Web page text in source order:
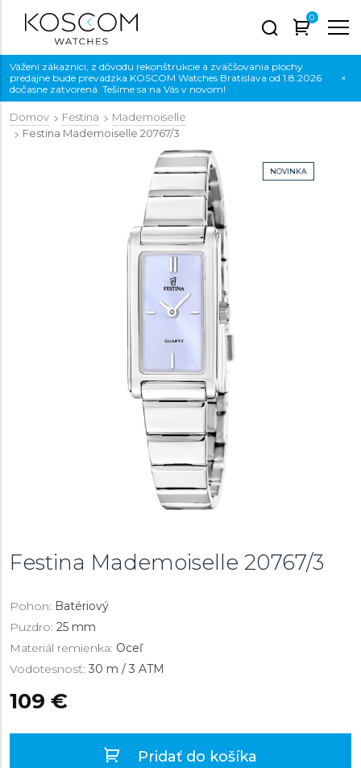
0
Vážení zákazníci, z dôvodu rekonštrukcie a zväčšovania plochy
predajne bude prevádzka KOSCOM Watches Bratislava od 1.8.2026
dočasne zatvorená. Tešíme sa na Vás v novom!
×
Domov Festina
Mademoiselle
Festina Mademoiselle 20767/3
NOVINKA
Festina Mademoiselle 20767/3
Pohon: Batériový
Puzdro: 25 mm
Materiál remienka: Oceľ
Vodotesnosť: 30 m / 3 ATM
109 €
Pridať do košíka